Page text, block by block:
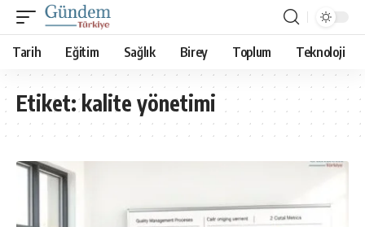
Tarih Eğitim Sağlık Birey Toplum Teknoloji
Etiket:kalite yönetimi